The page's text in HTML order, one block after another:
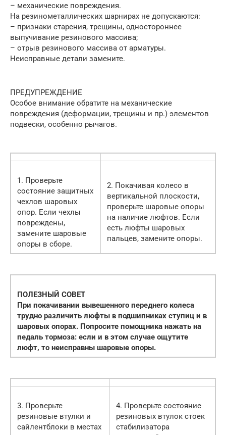
– механические повреждения.
На резинометаллических шарнирах не допускаются:
– признаки старения, трещины, одностороннее
выпучивание резинового массива;
– отрыв резинового массива от арматуры.
Неисправные детали замените.
ПРЕДУПРЕЖДЕНИЕ
Особое внимание обратите на механические
повреждения (деформации, трещины и пр.) элементов
подвески, особенно рычагов.
1. Проверьте
состояние защитных
чехлов шаровых
опор. Если чехлы
повреждены,
замените шаровые
опоры в сборе.
2. Покачивая колесо в
вертикальной плоскости,
проверьте шаровые опоры
на наличие люфтов. Если
есть люфты шаровых
пальцев, замените опоры.
ПОЛЕЗНЫЙ СОВЕТ
При покачивании вывешенного переднего колеса
трудно различить люфты в подшипниках ступиц и в
шаровых опорах. Попросите помощника нажать на
педаль тормоза: если и в этом случае ощутите
люфт, то неисправны шаровые опоры.
3. Проверьте
резиновые втулки и
сайлентблоки в местах
4. Проверьте состояние
резиновых втулок стоек
стабилизатора